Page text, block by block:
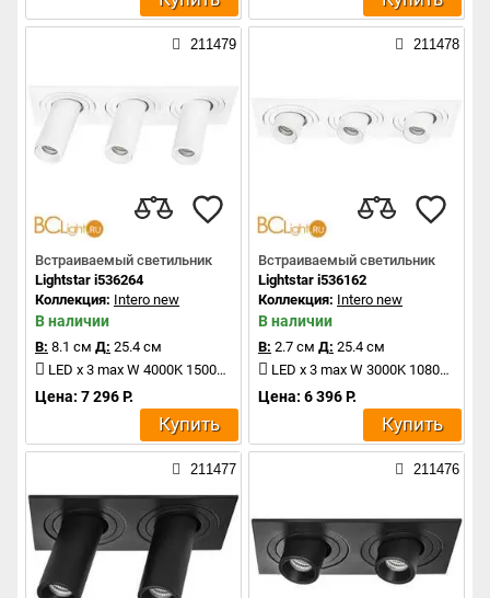
211479
Встраиваемый светильник
Lightstar i536264
Коллекция: Intero new
В наличии
В: 8.1 см Д: 25.4 см
LED x 3 max W 4000K 1500Lm
Цена: 7 296 Р.
Купить
211478
Встраиваемый светильник
Lightstar i536162
Коллекция: Intero new
В наличии
В: 2.7 см Д: 25.4 см
LED x 3 max W 3000K 1080Lm
Цена: 6 396 Р.
Купить
211477 211476